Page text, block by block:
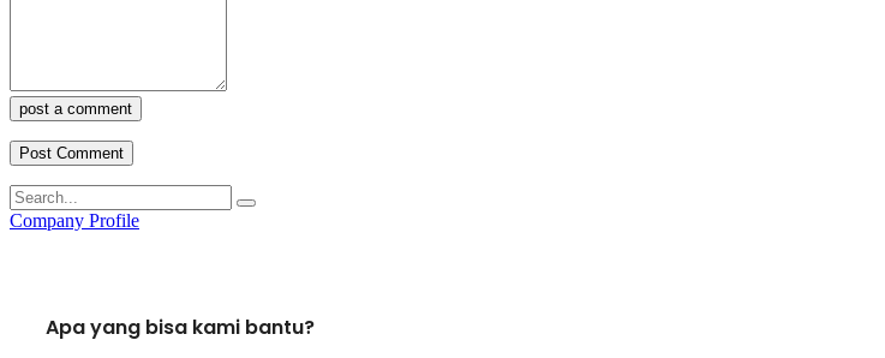
post a comment
Company Profile
Apa yang bisa kami bantu?